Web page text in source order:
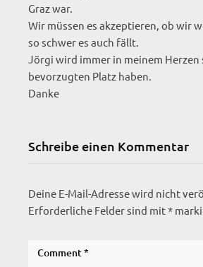
Graz war.
Wir müssen es akzeptieren, ob wir
so schwer es auch fällt.
Jörgi wird immer in meinem Herzen
bevorzugten Platz haben.
Danke
Schreibe einen Kommentar
Deine E-Mail-Adresse wird nicht
Erforderliche Felder sind mit*